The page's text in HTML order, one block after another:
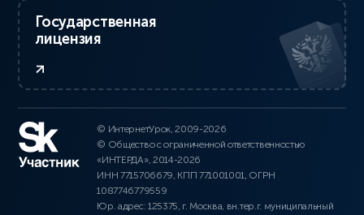
Государственная
лицензия
© ИнтернетУрок, 2009-2026
© Общество с ограниченной ответственностью
«ИНТЕРДА», 2014-2026
ИНН 7715706679, КПП 771001001, ОГРН
1087746779559
Юр. адрес: 125375, г. Москва, вн.тер.г. муниципальный